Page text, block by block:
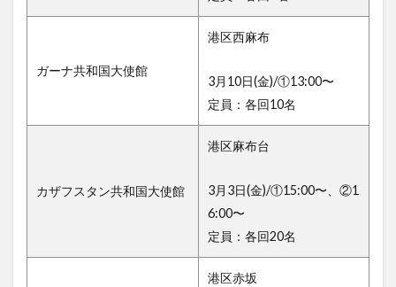
ガーナ共和国大使館
港区西麻布
3月10日(金)/①13:00〜
定員：各回10名
カザフスタン共和国大使館
港区麻布台
3月3日(金)/①15:00〜、②1
6:00〜
定員：各回20名
港区赤坂